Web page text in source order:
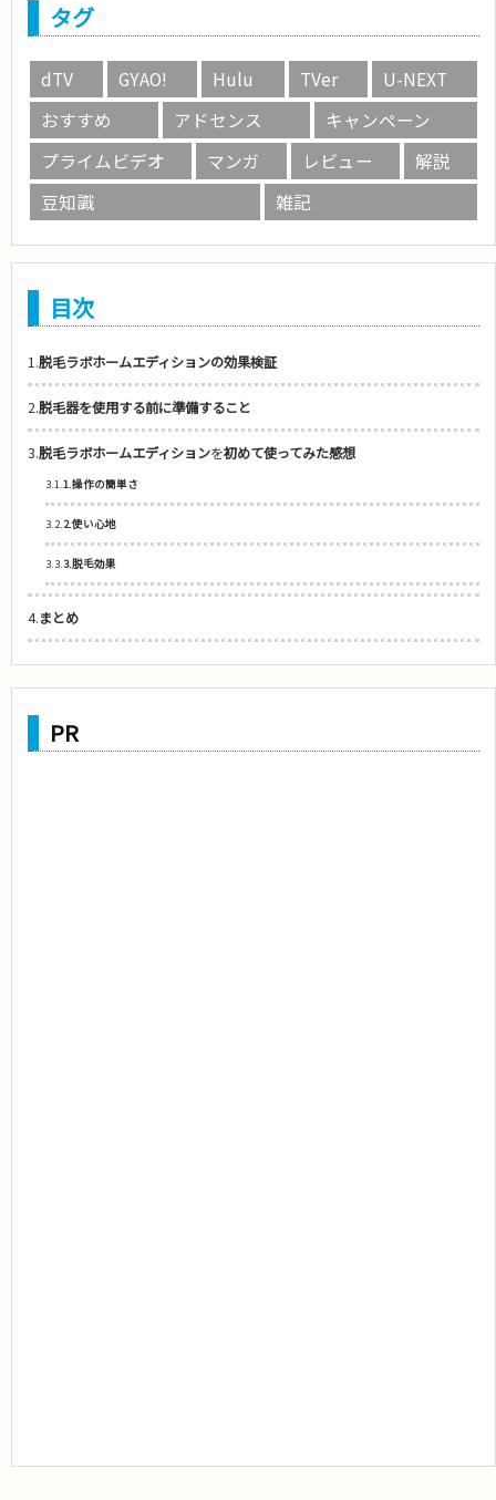
タグ
dTV GYAO! Hulu TVer
U-NEXT
おすすめ
アドセンス
キャンペーン
プライムビデオ
マンガ レビュー
解説
豆知識
雑記
目次
1.脱毛ラボホームエディションの効果検証
2.脱毛器を使用する前に準備すること
3.脱毛ラボホームエディションを初めて使ってみた感想
3.1.1.操作の簡単さ
3.2.2.使い心地
3.3.3.脱毛効果
4.まとめ
PR